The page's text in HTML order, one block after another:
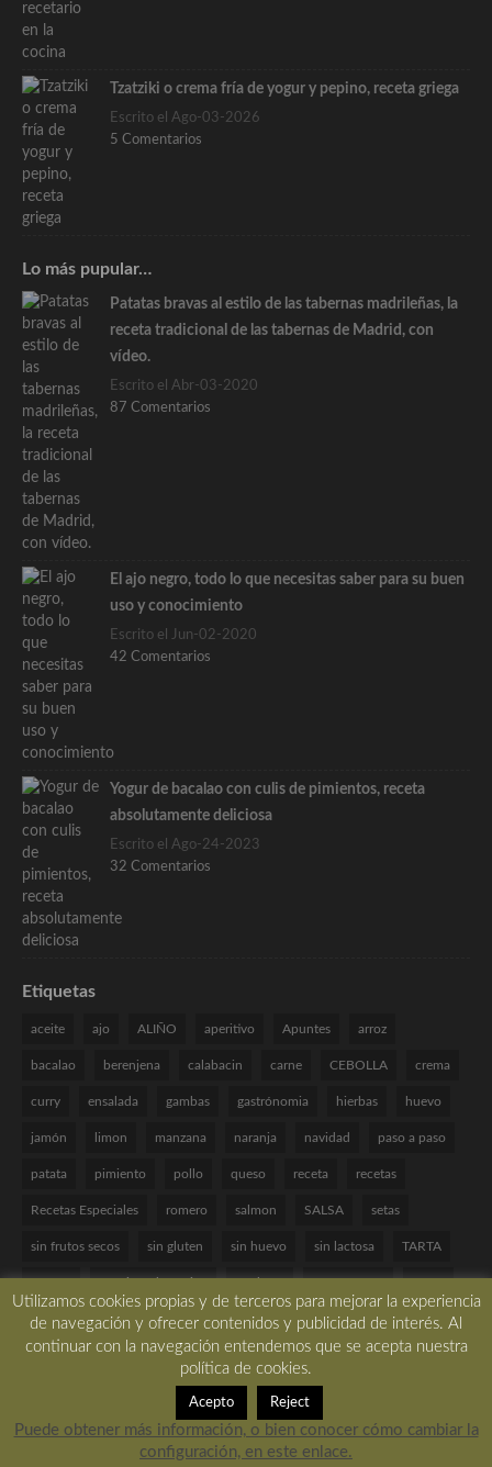
Tzatziki o crema fría de yogur y pepino, receta griega
Escrito el Ago-03-2026
5 Comentarios
Lo más pupular…
Patatas bravas al estilo de las tabernas madrileñas, la
receta tradicional de las tabernas de Madrid, con
vídeo.
Escrito el Abr-03-2020
87 Comentarios
El ajo negro, todo lo que necesitas saber para su buen
uso y conocimiento
Escrito el Jun-02-2020
42 Comentarios
Yogur de bacalao con culis de pimientos, receta
absolutamente deliciosa
Escrito el Ago-24-2023
32 Comentarios
Etiquetas
aceite ajo ALIÑO aperitivo Apuntes arroz
bacalao berenjena calabacin carne CEBOLLA crema
curry ensalada gambas gastrónomia hierbas huevo
jamón limon manzana naranja navidad paso a paso
patata pimiento pollo queso receta recetas
Recetas Especiales romero salmon SALSA setas
sin frutos secos sin gluten sin huevo sin lactosa TARTA
tomate Técnicas de cocina verduras VINAGRETA yogur
Utilizamos cookies propias y de terceros para mejorar la experiencia
de navegación y ofrecer contenidos y publicidad de interés. Al
continuar con la navegación entendemos que se acepta nuestra
política de cookies.
Acepto Reject
Puede obtener más información, o bien conocer cómo cambiar la
configuración, en este enlace.